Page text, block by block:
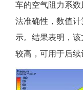
车的空气阻力系
法准确性，数值
示。结果表明，
较高，可用于后续